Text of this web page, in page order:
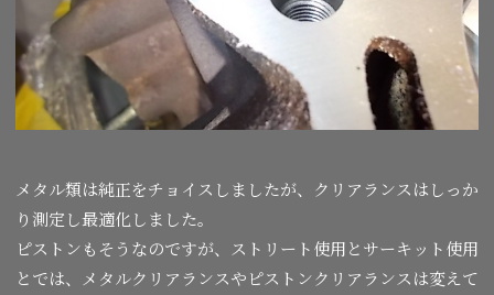
メタル類は純正をチョイスしましたが、クリアランスはしっか
り測定し最適化しました。
ピストンもそうなのですが、ストリート使用とサーキット使用
とでは、メタルクリアランスやピストンクリアランスは変えて